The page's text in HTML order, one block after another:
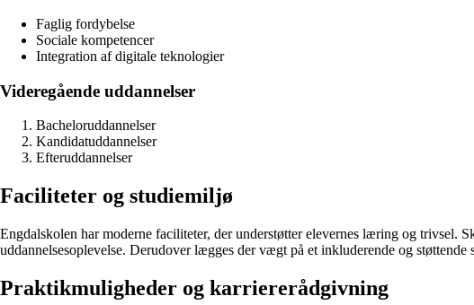
Faglig fordybelse
Sociale kompetencer
Integration af digitale teknologier
Videregående uddannelser
Bacheloruddannelser
Kandidatuddannelser
Efteruddannelser
Faciliteter og studiemiljø
Engdalskolen har moderne faciliteter, der understøtter elevernes læring og trivsel.
uddannelsesoplevelse. Derudover lægges der vægt på et inkluderende og
Praktikmuligheder og karriererådgivning